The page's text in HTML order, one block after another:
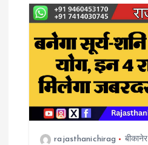
rajasthanichirag बीकानेर